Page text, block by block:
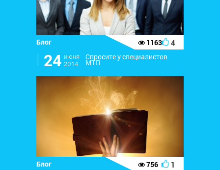
Блог 1163 4
l 24 июня
2014
Спросите у специалистов
МТП
Блог 756 1